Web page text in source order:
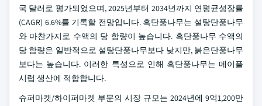
국 달러로 평가되었으며, 2025년부터 2034년까지 연평균성장률
(CAGR) 6.6%를 기록할 전망입니다. 흑단풍나무는 설탕단풍나무
와 마찬가지로 수액의 당 함량이 높습니다. 흑단풍나무 수액의
당 함량은 일반적으로 설탕단풍나무보다 낮지만, 붉은단풍나무
보다는 높습니다. 이러한 특성으로 인해 흑단풍나무는 메이플
시럽 생산에 적합합니다.
슈퍼마켓/하이퍼마켓 부문의 시장 규모는 2024년에 9억1,200만